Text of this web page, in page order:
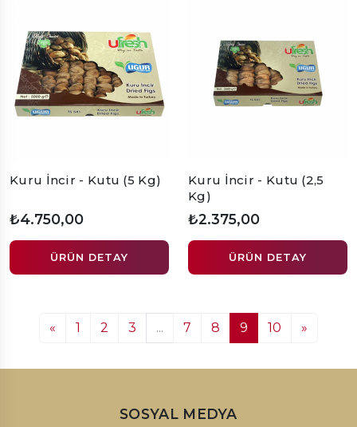
Kuru İncir - Kutu (5 Kg)
₺4.750,00
ÜRÜN DETAY
Kuru İncir - Kutu (2,5
Kg)
₺2.375,00
ÜRÜN DETAY
« 1 2 3 ... 7 8 9 10 »
SOSYAL MEDYA